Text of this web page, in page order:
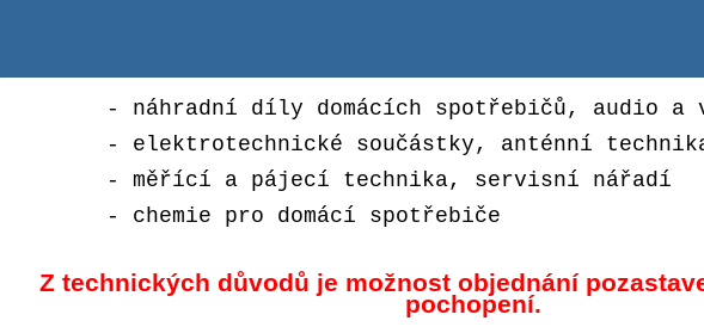
- náhradní díly domácích spotřebičů, audio a
- elektrotechnické součástky, anténní
- měřící a pájecí technika, servisní nářadí
- chemie pro domácí spotřebiče
Z technických důvodů je možnost objednání
pochopení.